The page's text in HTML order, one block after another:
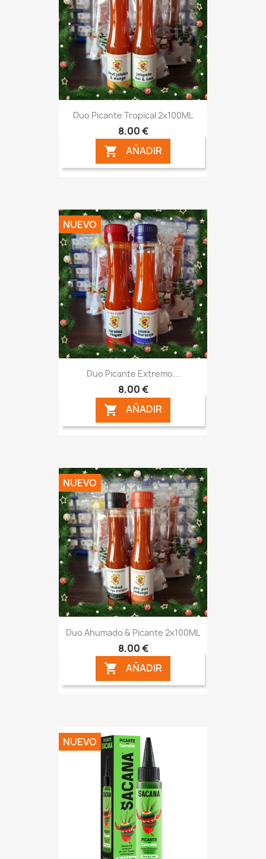
Duo Picante Tropical 2x100ML
8,00 €
 AÑADIR
Duo Picante Extremo...
8,00 €
 AÑADIR
NUEVO
Duo Ahumado & Picante 2x100ML
8,00 €
 AÑADIR
NUEVO
NUEVO